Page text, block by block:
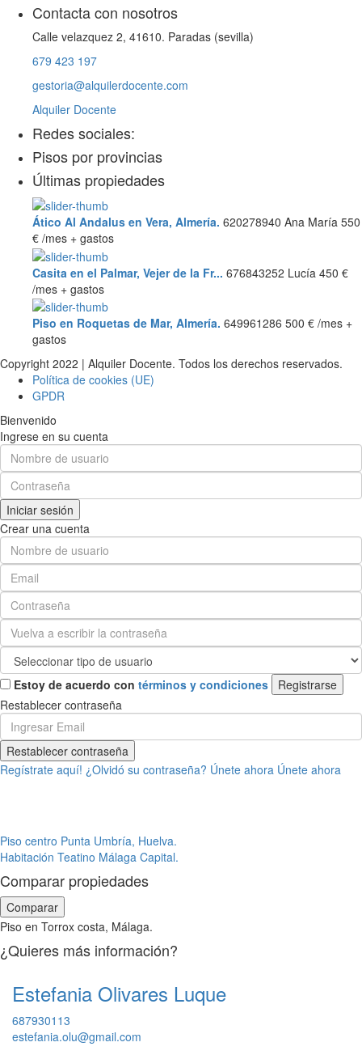
Contacta con nosotros
Calle velazquez 2, 41610. Paradas (sevilla)
679 423 197
gestoria@alquilerdocente.com
Alquiler Docente
Redes sociales:
Pisos por provincias
Últimas propiedades
Ático Al Andalus en Vera, Almería. 620278940 Ana María 550
€ /mes + gastos
Casita en el Palmar, Vejer de la Fr... 676843252 Lucía 450 €
/mes + gastos
Piso en Roquetas de Mar, Almería. 649961286 500 € /mes +
gastos
Copyright 2022 | Alquiler Docente. Todos los derechos reservados.
Política de cookies (UE)
GPDR
Bienvenido
Ingrese en su cuenta
Iniciar sesión
Crear una cuenta
Estoy de acuerdo con términos y condiciones
Registrarse
Restablecer contraseña
Restablecer contraseña
Regístrate aquí! ¿Olvidó su contraseña? Únete ahora Únete ahora
Piso centro Punta Umbría, Huelva.
Habitación Teatino Málaga Capital.
Comparar propiedades
Comparar
Piso en Torrox costa, Málaga.
¿Quieres más información?
Estefania Olivares Luque
687930113
estefania.olu@gmail.com